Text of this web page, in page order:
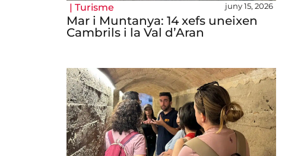
| Turisme juny 15, 2026
Mar i Muntanya: 14 xefs uneixen
Cambrils i la Val d’Aran